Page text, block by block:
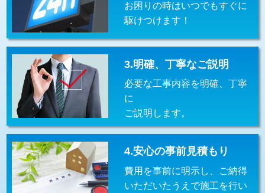
交換・取付(排水栓・排水トラップ
（P/S/ポップアップ））
22,000円+材料費
交換・取付（その他部品） 11,000円+材料費
持込商品取付（単水栓） 13,200円
持込商品取付（混合水栓） 16,500円
持込商品取付（浄水器・分岐水栓） 16,500円
給水管工事※（ホール加工) 16,500円
給水管工事※（バンド止め) 3,300円
お困りの時はいつでもすぐに
駆けつけます！
3.明確、丁寧なご説明
必要な工事内容を明確、丁寧
に
ご説明します。
4.安心の事前見積もり
費用を事前に明示し、ご納得
いただいたうえで施工を行い